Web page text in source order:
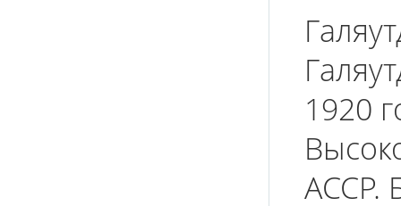
1920
АССР.